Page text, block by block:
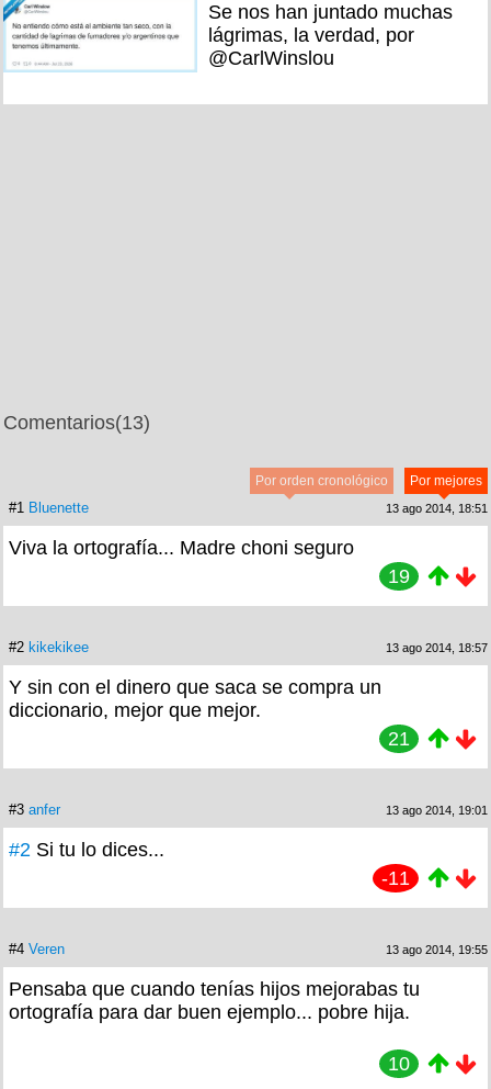
Se nos han juntado muchas
lágrimas, la verdad, por
@CarlWinslou
Comentarios(13)
Por mejores
Por orden cronológico
#1 Bluenette 13 ago 2014, 18:51
Viva la ortografía... Madre choni seguro
19
#2 kikekikee 13 ago 2014, 18:57
Y sin con el dinero que saca se compra un
diccionario, mejor que mejor.
21
#3 anfer 13 ago 2014, 19:01
#2 Si tu lo dices...
-11
#4 Veren 13 ago 2014, 19:55
Pensaba que cuando tenías hijos mejorabas tu
ortografía para dar buen ejemplo... pobre hija.
10